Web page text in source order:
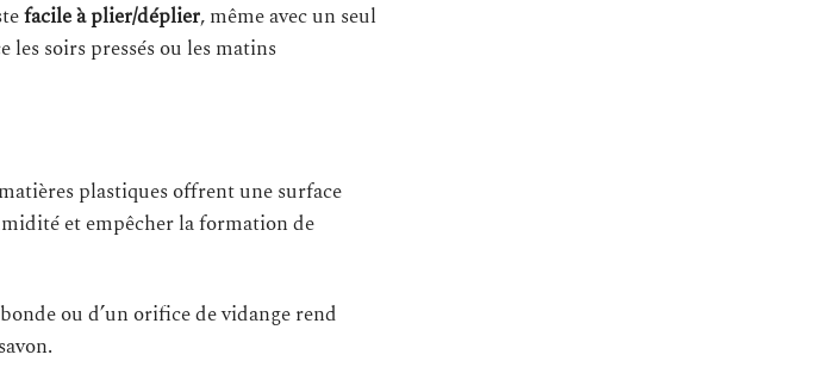
facile à plier/déplier, même avec un seul
soirs pressés ou les matins
plastiques offrent une surface
et empêcher la formation de
ou d’un orifice de vidange rend